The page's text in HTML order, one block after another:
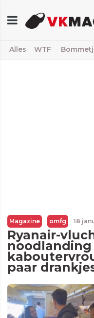
Alles WTF
Magazine omfg 18
Ryanair-
noodlanding
paar